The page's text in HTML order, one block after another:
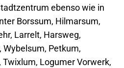
ebenso wie in
Borssum, Hilmarsum,
Larrelt, Harsweg,
Wybelsum, Petkum,
Logumer Vorwerk,